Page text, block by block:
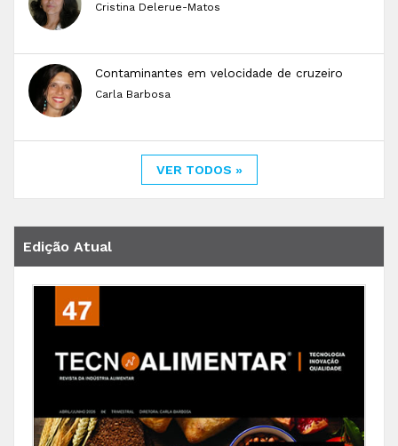
Cristina Delerue-Matos
Contaminantes em velocidade de cruzeiro
Carla Barbosa
VER TODOS »
Edição Atual